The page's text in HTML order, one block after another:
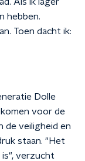
hebben.
Toen dacht ik:
Dolle
voor de
de veiligheid en
staan. "Het
verzucht